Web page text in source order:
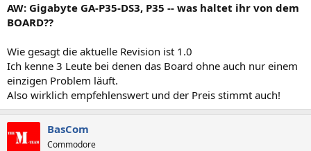
AW: Gigabyte GA-P35-DS3, P35 -- was haltet ihr von dem
BOARD??
Wie gesagt die aktuelle Revision ist 1.0
Ich kenne 3 Leute bei denen das Board ohne auch nur einem
einzigen Problem läuft.
Also wirklich empfehlenswert und der Preis stimmt auch!
BasCom
Commodore